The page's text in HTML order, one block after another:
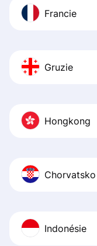
Francie
Gruzie
Hongkong
Chorvatsko
Indonésie